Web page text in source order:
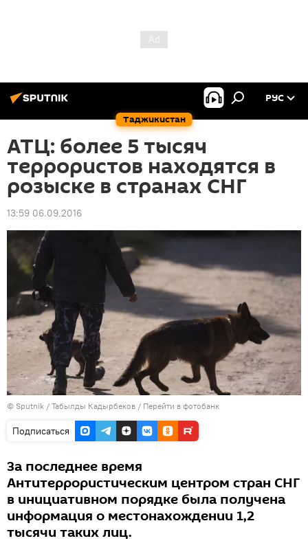
Таджикистан
РУС
АТЦ: более 5 тысяч
террористов находятся в
розыске в странах СНГ
13:59 06.09.2016
© Sputnik / Табылды Кадырбеков / Перейти в фотобанк
Подписаться
За последнее время
Антитеррористическим центром стран СНГ
в инициативном порядке была получена
информация о местонахождении 1,2
тысячи таких лиц.